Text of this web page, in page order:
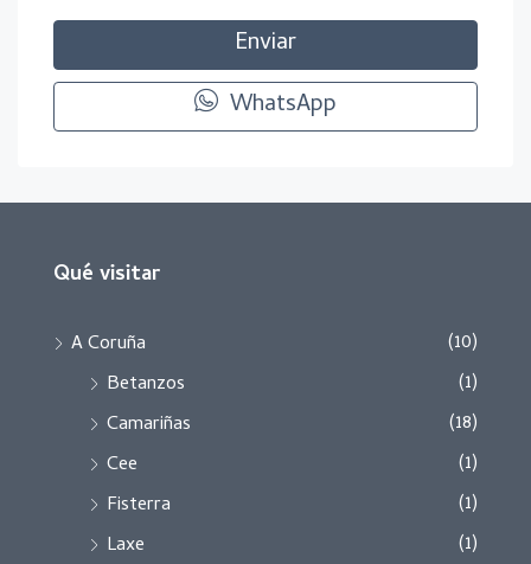
Enviar
WhatsApp
Qué visitar
A Coruña
(10)
Betanzos
(1)
Camariñas
(18)
Cee
(1)
Fisterra
(1)
Laxe
(1)